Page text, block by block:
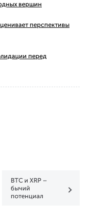
вершин
перспективы
перед
BTC и XRP –
бычий
потенциал